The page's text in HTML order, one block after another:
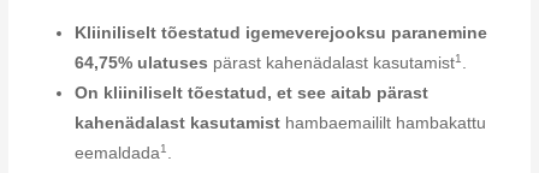
Kliiniliselt tõestatud igemeverejooksu paranemine
64,75% ulatuses pärast kahenädalast kasutamist1.
On kliiniliselt tõestatud, et see aitab pärast
kahenädalast kasutamist hambaemaililt hambakattu
eemaldada1.